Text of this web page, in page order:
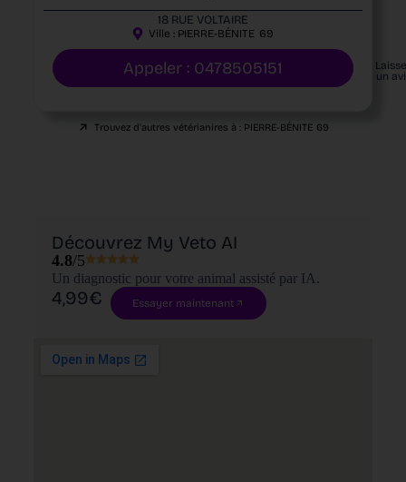
18 RUE VOLTAIRE
Ville : PIERRE-BÉNITE 69
Appeler : 0478505151
un
Trouvez d'autres vétérianires à : PIERRE-BÉNITE 69
Découvrez My Veto AI
4.8/5
Un diagnostic pour votre animal assisté par IA.
4,99€ Essayer maintenant